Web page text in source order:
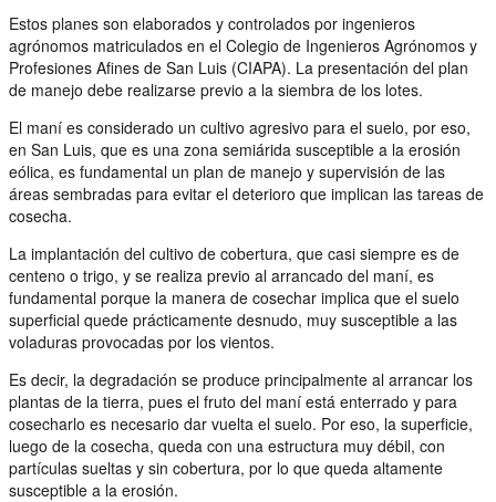
Estos planes son elaborados y controlados por ingenieros
agrónomos matriculados en el Colegio de Ingenieros Agrónomos y
Profesiones Afines de San Luis (CIAPA). La presentación del plan
de manejo debe realizarse previo a la siembra de los lotes.
El maní es considerado un cultivo agresivo para el suelo, por eso,
en San Luis, que es una zona semiárida susceptible a la erosión
eólica, es fundamental un plan de manejo y supervisión de las
áreas sembradas para evitar el deterioro que implican las tareas de
cosecha.
La implantación del cultivo de cobertura, que casi siempre es de
centeno o trigo, y se realiza previo al arrancado del maní, es
fundamental porque la manera de cosechar implica que el suelo
superficial quede prácticamente desnudo, muy susceptible a las
voladuras provocadas por los vientos.
Es decir, la degradación se produce principalmente al arrancar los
plantas de la tierra, pues el fruto del maní está enterrado y para
cosecharlo es necesario dar vuelta el suelo. Por eso, la superficie,
luego de la cosecha, queda con una estructura muy débil, con
partículas sueltas y sin cobertura, por lo que queda altamente
susceptible a la erosión.